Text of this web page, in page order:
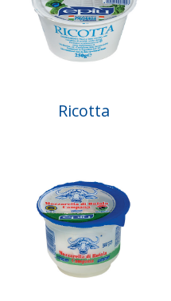
Ricotta